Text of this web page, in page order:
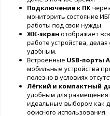
Подключение к ПК
мониторить состояние
работы под свои нужды.
ЖК-экран отображает
работе устройства,
удобным.
Встроенные USB-порты
мобильные устройства
полезно в условиях
Лёгкий и компактный
удобным для размещения
идеальным выбором как
офисного использования.